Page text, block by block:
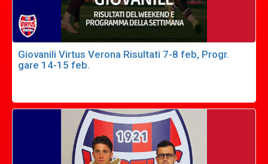
Giovanili Virtus Verona Risultati 7-8 feb, Progr.
gare 14-15 feb.